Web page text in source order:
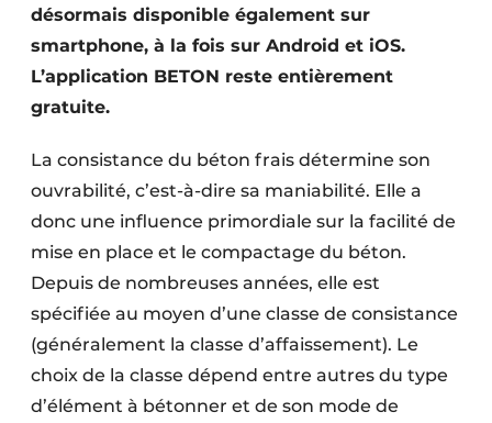
désormais disponible également sur
smartphone, à la fois sur Android et iOS.
L’application BETON reste entièrement
gratuite.
La consistance du béton frais détermine son
ouvrabilité, c’est-à-dire sa maniabilité. Elle a
donc une influence primordiale sur la facilité de
mise en place et le compactage du béton.
Depuis de nombreuses années, elle est
spécifiée au moyen d’une classe de consistance
(généralement la classe d’affaissement). Le
choix de la classe dépend entre autres du type
d’élément à bétonner et de son mode de